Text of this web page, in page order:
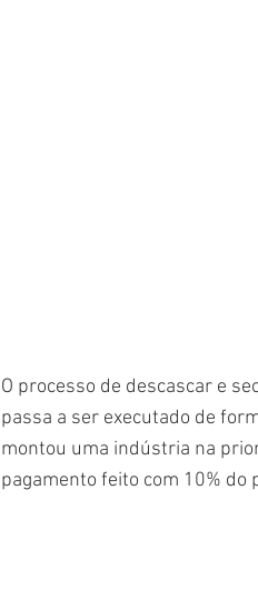
O processo de descascar e
passa a ser executado de
montou uma indústria na
pagamento feito com 10% do